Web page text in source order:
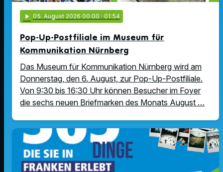
play_arrow 05. August 2026 00:00 · 01:54
Pop-Up-Postfiliale im Museum für
Kommunikation Nürnberg
Das Museum für Kommunikation Nürnberg wird am
Donnerstag, den 6. August, zur Pop-Up-Postfiliale.
Von 9:30 bis 16:30 Uhr können Besucher im Foyer
die sechs neuen Briefmarken des Monats August …